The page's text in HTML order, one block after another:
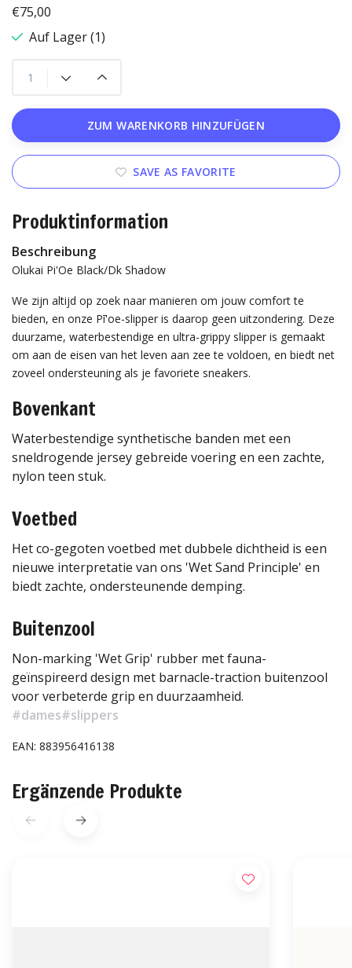
€75,00
Auf Lager (1)
ZUM WARENKORB HINZUFÜGEN
SAVE AS FAVORITE
Produktinformation
Beschreibung
Olukai Pi'Oe Black/Dk Shadow
We zijn altijd op zoek naar manieren om jouw comfort te
bieden, en onze Pī'oe-slipper is daarop geen uitzondering. Deze
duurzame, waterbestendige en ultra-grippy slipper is gemaakt
om aan de eisen van het leven aan zee te voldoen, en biedt net
zoveel ondersteuning als je favoriete sneakers.
Bovenkant
Waterbestendige synthetische banden met een
sneldrogende jersey gebreide voering en een zachte,
nylon teen stuk.
Voetbed
Het co-gegoten voetbed met dubbele dichtheid is een
nieuwe interpretatie van ons 'Wet Sand Principle' en
biedt zachte, ondersteunende demping.
Buitenzool
Non-marking 'Wet Grip' rubber met fauna-
geïnspireerd design met barnacle-traction buitenzool
voor verbeterde grip en duurzaamheid.
#dames#slippers
EAN: 883956416138
Ergänzende Produkte